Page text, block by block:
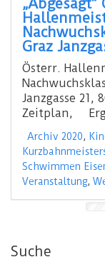
„Abgesagt“
Graz
Österr.
Janzgasse 21,
Zeitplan,
Archiv 2020,
Schwimmen
Veranstaltung,
Suche